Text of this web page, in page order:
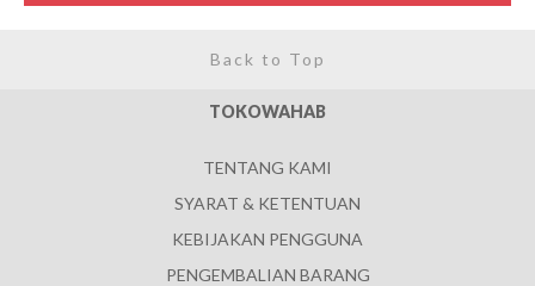
Back to Top
TOKOWAHAB
TENTANG KAMI
SYARAT & KETENTUAN
KEBIJAKAN PENGGUNA
PENGEMBALIAN BARANG